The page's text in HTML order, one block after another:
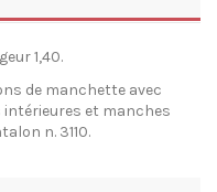
1,40.
de manchette avec
et manches
n. 3110.